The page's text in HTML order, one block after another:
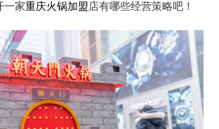
一家重庆火锅加盟店有哪些经营策略吧！